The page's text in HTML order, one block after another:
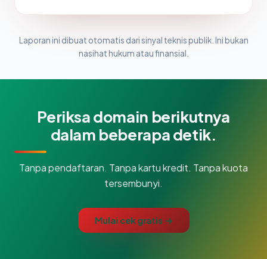
Laporan ini dibuat otomatis dari sinyal teknis publik. Ini bukan
nasihat hukum atau finansial.
Periksa domain berikutnya
dalam beberapa detik.
Tanpa pendaftaran. Tanpa kartu kredit. Tanpa kuota
tersembunyi.
Mulai cek gratis →